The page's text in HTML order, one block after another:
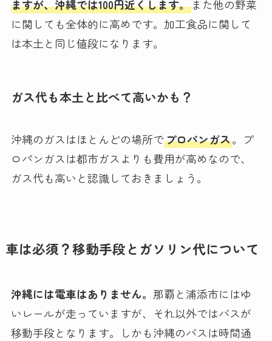
ますが、沖縄では100円近くします。また他の野菜
に関しても全体的に高めです。加工食品に関して
は本土と同じ値段になります。
ガス代も本土と比べて高いかも？
沖縄のガスはほとんどの場所でプロパンガス。プ
ロパンガスは都市ガスよりも費用が高めなので、
ガス代も高いと認識しておきましょう。
車は必須？移動手段とガソリン代について
沖縄には電車はありません。 那覇と浦添市にはゆ
いレールが走っていますが、それ以外ではバスが
移動手段となります。しかも沖縄のバスは時間通